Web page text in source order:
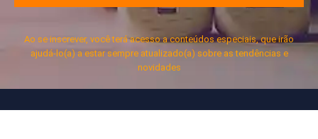
Ao se inscrever, você terá acesso a conteúdos especiais, que irão
ajudá-lo(a) a estar sempre atualizado(a) sobre as tendências e
novidades